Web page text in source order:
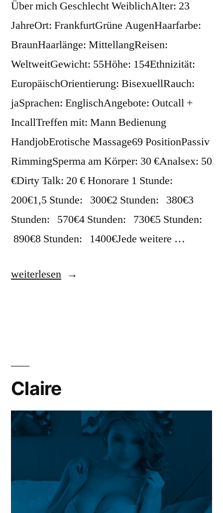
Über mich Geschlecht WeiblichAlter: 23
JahreOrt: FrankfurtGrüne AugenHaarfarbe:
BraunHaarlänge: MittellangReisen:
WeltweitGewicht: 55Höhe: 154Ethnizität:
EuropäischOrientierung: BisexuellRauch:
jaSprachen: EnglischAngebote: Outcall +
IncallTreffen mit: Mann Bedienung
HandjobErotische Massage69 PositionPassiv
RimmingSperma am Körper: 30 €Analsex: 50
€Dirty Talk: 20 € Honorare 1 Stunde:
200€1,5 Stunde: 300€2 Stunden: 380€3
Stunden: 570€4 Stunden: 730€5 Stunden:
890€8 Stunden: 1400€Jede weitere …
weiterlesen
Claire